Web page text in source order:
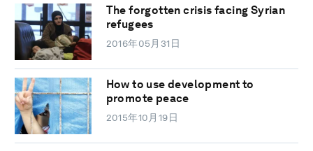
The forgotten crisis facing Syrian
refugees
2016年05月31日
How to use development to
promote peace
2015年10月19日